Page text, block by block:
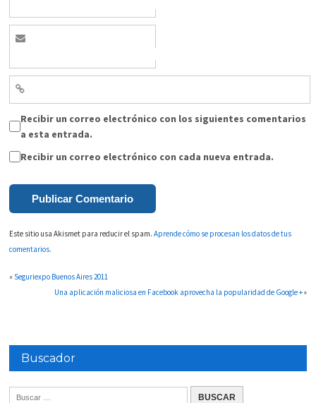
Recibir un correo electrónico con los siguientes comentarios
a esta entrada.
Recibir un correo electrónico con cada nueva entrada.
Este sitio usa Akismet para reducir el spam.Aprende cómo se procesan los datos de tus
comentarios.
« Seguriexpo Buenos Aires 2011
Una aplicación maliciosa en Facebook aprovecha la popularidad de Google +»
Buscador